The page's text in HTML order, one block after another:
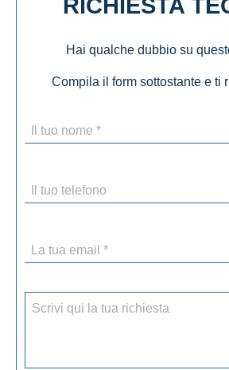
RICHIESTA
Hai qualche dubbio su
Compila il form sottostante e ti